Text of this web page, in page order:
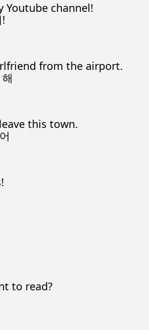
Youtube channel!
from the airport.
this town.
to read?